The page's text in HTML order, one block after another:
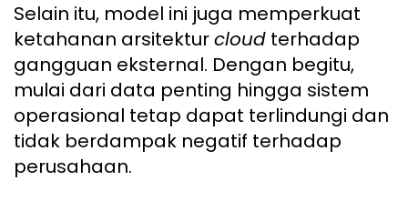
Selain itu, model ini juga memperkuat
ketahanan arsitekturcloud terhadap
gangguan eksternal. Dengan begitu,
mulai dari data penting hingga sistem
operasional tetap dapat terlindungi dan
tidak berdampak negatif terhadap
perusahaan.